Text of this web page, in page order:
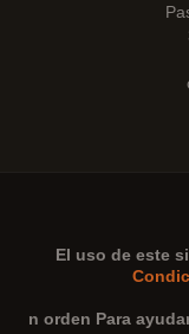
El uso de este
n orden Para